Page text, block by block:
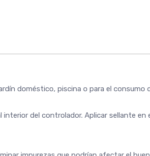
doméstico, piscina o para el consumo
del controlador. Aplicar sellante